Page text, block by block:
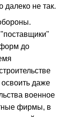
далеко не так.
до
освоить даже
военное
фирмы, в